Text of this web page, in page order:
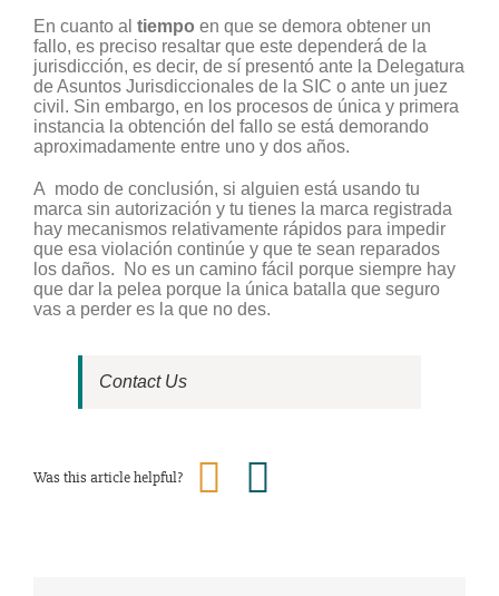
En cuanto al tiempo en que se demora obtener un
fallo, es preciso resaltar que este dependerá de la
jurisdicción, es decir, de sí presentó ante la Delegatura
de Asuntos Jurisdiccionales de la SIC o ante un juez
civil. Sin embargo, en los procesos de única y primera
instancia la obtención del fallo se está demorando
aproximadamente entre uno y dos años.
A modo de conclusión, si alguien está usando tu
marca sin autorización y tu tienes la marca registrada
hay mecanismos relativamente rápidos para impedir
que esa violación continúe y que te sean reparados
los daños. No es un camino fácil porque siempre hay
que dar la pelea porque la única batalla que seguro
vas a perder es la que no des.
Contact Us
Was this article helpful?